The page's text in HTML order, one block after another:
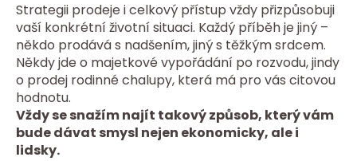
Strategii prodeje i celkový přístup vždy přizpůsobuji
vaší konkrétní životní situaci. Každý příběh je jiný –
někdo prodává s nadšením, jiný s těžkým srdcem.
Někdy jde o majetkové vypořádání po rozvodu, jindy
o prodej rodinné chalupy, která má pro vás citovou
hodnotu.
Vždy se snažím najít takový způsob, který vám
bude dávat smysl nejen ekonomicky, ale i
lidsky.